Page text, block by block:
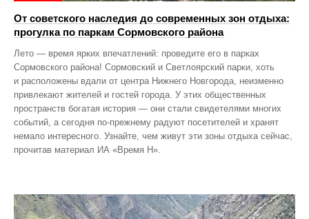
От советского наследия до современных зон отдыха:
прогулка по паркам Сормовского района
Лето — время ярких впечатлений: проведите его в парках
Сормовского района! Сормовский и Светлоярский парки, хоть
и расположены вдали от центра Нижнего Новгорода, неизменно
привлекают жителей и гостей города. У этих общественных
пространств богатая история — они стали свидетелями многих
событий, а сегодня по‑прежнему радуют посетителей и хранят
немало интересного. Узнайте, чем живут эти зоны отдыха сейчас,
прочитав материал ИА «Время Н».